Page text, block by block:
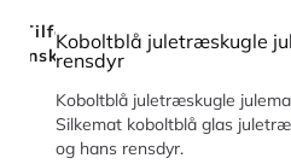
Tilføj Til
Ønskeliste
Koboltblå juletræskugle
rensdyr
Koboltblå juletræskugle
Silkemat koboltblå glas
og hans rensdyr.